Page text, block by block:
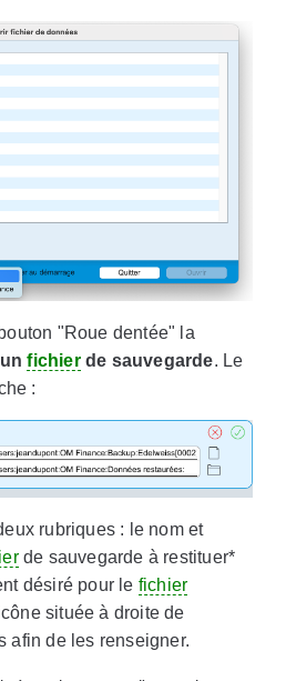
"Roue dentée" la
unfichierde sauvegarde. Le
:
rubriques : le nom et
de sauvegarde à restituer*
désiré pour le fichier
située à droite de
afin de les renseigner.